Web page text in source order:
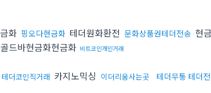
화 핑오다현금화 테더원화환전 문화상품권테더전송 현
골드바현금화현금화 비트코인개인거래
테더코인직거래 카지노믹싱 이더리움사는곳 테더무통 테더